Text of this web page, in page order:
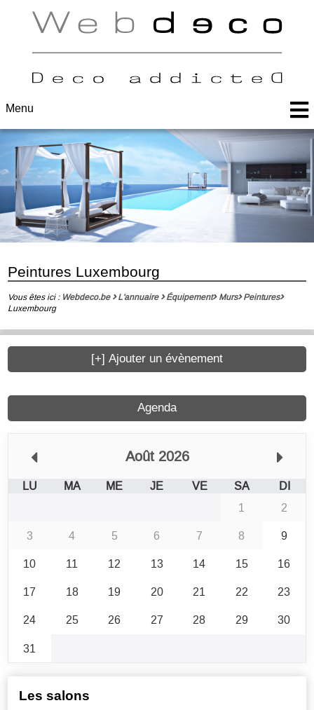
Menu
Peintures Luxembourg
Vous êtes ici : Webdeco.be L'annuaire Équipement Murs Peintures
Luxembourg
Agenda
Août 2026
LU MA ME JE VE SA
DI
1
2
3
4 5 6 7 8
9
10
11 12 13 14 15
16
17
18 19 20 21 22
23
24
25 26 27 28 29
30
31
[+] Ajouter un évènement
Les salons